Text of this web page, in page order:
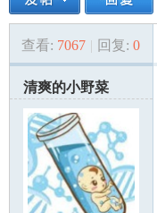
美» ›
查看: 7067 | 回复: 0
清爽的小野菜